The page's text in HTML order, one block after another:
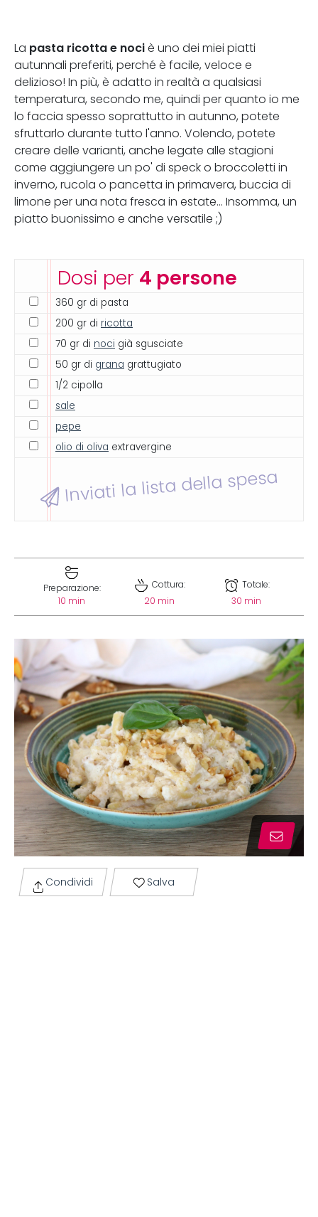
La pasta ricotta e noci è uno dei miei piatti
autunnali preferiti, perché è facile, veloce e
delizioso! In più, è adatto in realtà a qualsiasi
temperatura, secondo me, quindi per quanto io me
lo faccia spesso soprattutto in autunno, potete
sfruttarlo durante tutto l'anno. Volendo, potete
creare delle varianti, anche legate alle stagioni
come aggiungere un po' di speck o broccoletti in
inverno, rucola o pancetta in primavera, buccia di
limone per una nota fresca in estate... Insomma, un
piatto buonissimo e anche versatile ;)
Dosi per 4 persone
360 gr di pasta
200 gr di ricotta
70 gr di noci già sgusciate
50 gr di grana grattugiato
1/2 cipolla
sale
pepe
olio di oliva extravergine
Inviati la lista della spesa
Preparazione:
10 min
Cottura:
20 min
Totale:
30 min
Condividi Salva